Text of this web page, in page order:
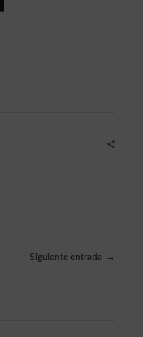
Siguiente entrada